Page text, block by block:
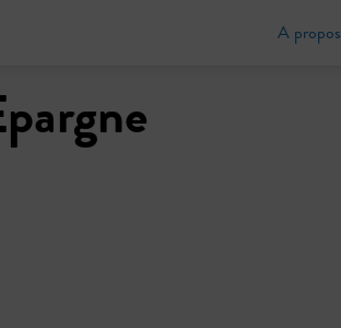
A propos